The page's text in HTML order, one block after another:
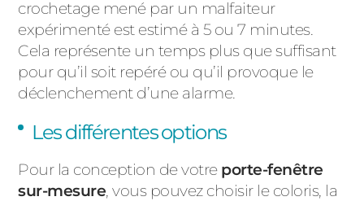
crochetage mené par un malfaiteur
expérimenté est estimé à 5 ou 7 minutes.
Cela représente un temps plus que suffisant
pour qu’il soit repéré ou qu’il provoque le
déclenchement d’une alarme.
Les différentes options
Pour la conception de votre porte-fenêtre
sur-mesure, vous pouvez choisir le coloris, la